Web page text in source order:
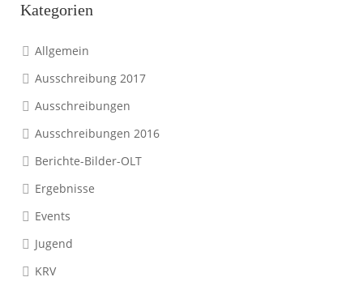
Kategorien
Allgemein
Ausschreibung 2017
Ausschreibungen
Ausschreibungen 2016
Berichte-Bilder-OLT
Ergebnisse
Events
Jugend
KRV